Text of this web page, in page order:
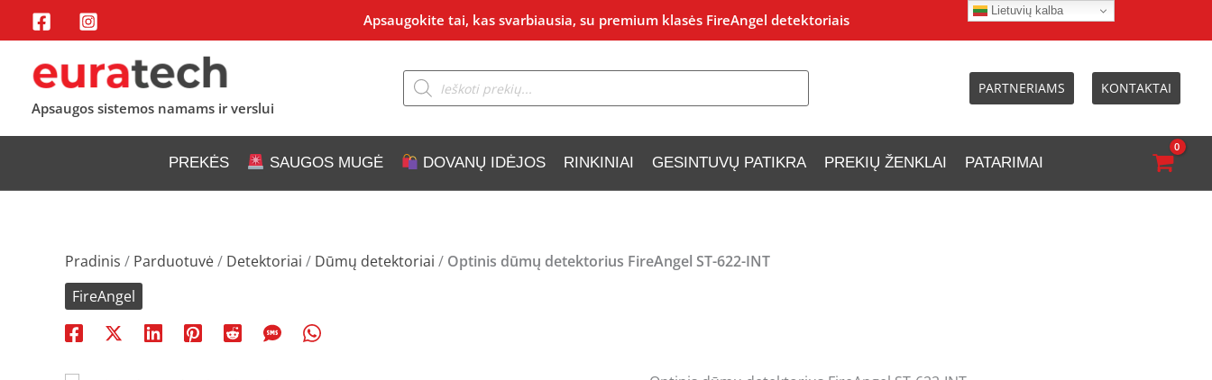
Pereiti
prie
turinio
Apsaugokite tai, kas svarbiausia, su premium klasės FireAngel detektoriais
Apsaugos sistemos namams ir verslui
Products
search PARTNERIAMS KONTAKTAI
PREKĖS SAUGOS MUGĖ DOVANŲ IDĖJOS RINKINIAI GESINTUVŲ PATIKRA PREKIŲ ŽENKLAI PATARIMAI
Pradinis / Parduotuvė/ Detektoriai / Dūmų detektoriai / Optinis dūmų detektorius FireAngel ST-622-INT
FireAngel
Lietuvių kalba